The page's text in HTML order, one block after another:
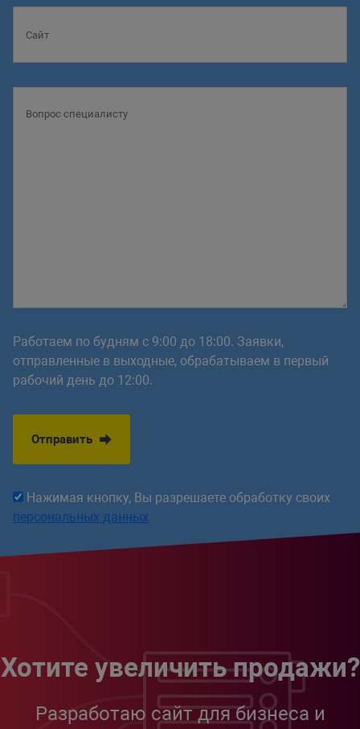
Работаем по будням с 9:00 до 18:00. Заявки,
отправленные в выходные, обрабатываем в первый
рабочий день до 12:00.
Отправить
Нажимая кнопку, Вы разрешаете обработку своих
персональных данных
Хотите увеличить продажи?
Разработаю сайт для бизнеса и